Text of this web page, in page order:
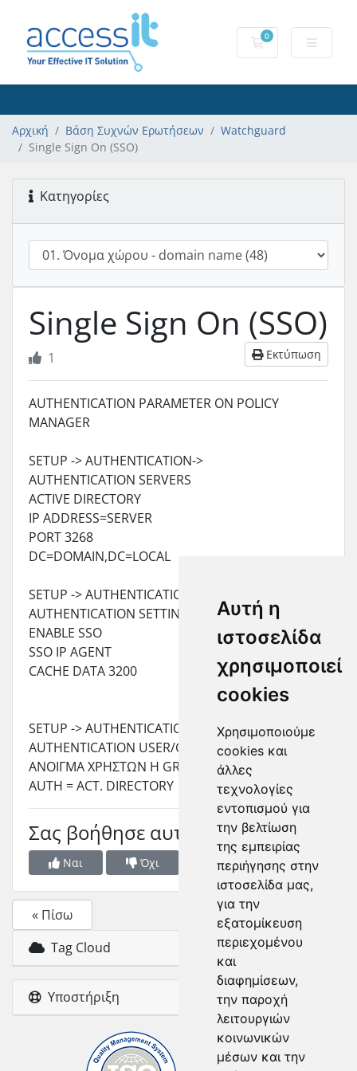
Αυτή η
ιστοσελίδα
χρησιμοποιεί
cookies
Χρησιμοποιούμε
cookies και
άλλες
τεχνολογίες
εντοπισμού για
την βελτίωση
της εμπειρίας
περιήγησης στην
ιστοσελίδα μας,
για την
εξατομίκευση
περιεχομένου
και
διαφημίσεων,
την παροχή
λειτουργιών
κοινωνικών
μέσων και την
0
Καλάθι αγορών
Αρχική Βάση Συχνών Ερωτήσεων
Watchguard
Single Sign On (SSO)
Κατηγορίες
Single Sign On (SSO)
Εκτύπωση
1
AUTHENTICATION PARAMETER ON POLICY
MANAGER
SETUP -> AUTHENTICATION->
AUTHENTICATION SERVERS
ACTIVE DIRECTORY
IP ADDRESS=SERVER
PORT 3268
DC=DOMAIN,DC=LOCAL
SETUP -> AUTHENTICATION->
AUTHENTICATION SETTINGS
ENABLE SSO
SSO IP AGENT
CACHE DATA 3200
SETUP -> AUTHENTICATION->
AUTHENTICATION USER/GROUP
ΑΝΟΙΓΜΑ ΧΡΗΣΤΩΝ Η GROUP
AUTH = ACT. DIRECTORY
Σας βοήθησε αυτή η απάντηση;
Ναι Όχι
« Πίσω
Tag Cloud
Υποστήριξη